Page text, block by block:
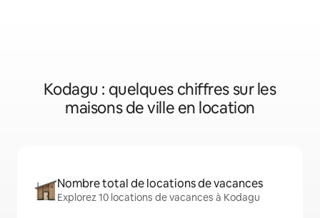
Kodagu : quelques chiffres sur les
maisons de ville en location
Nombre total de locations de vacances
Explorez 10 locations de vacances à Kodagu